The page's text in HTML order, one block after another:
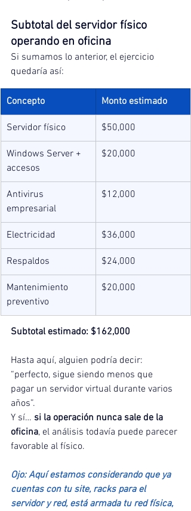
Subtotal del servidor físico
operando en oficina
Si sumamos lo anterior, el ejercicio
quedaría así:
Concepto Monto estimado
Servidor físico $50,000
Windows Server +
accesos
$20,000
Antivirus
empresarial
$12,000
Electricidad $36,000
Respaldos $24,000
Mantenimiento
preventivo
$20,000
Subtotal estimado: $162,000
Hasta aquí, alguien podría decir:
“perfecto, sigue siendo menos que
pagar un servidor virtual durante varios
años”.
Y sí… si la operación nunca sale de la
oficina, el análisis todavía puede parecer
favorable al físico.
Ojo: Aquí estamos considerando que ya
cuentas con tu site, racks para el
servidor y red, está armada tu red física,